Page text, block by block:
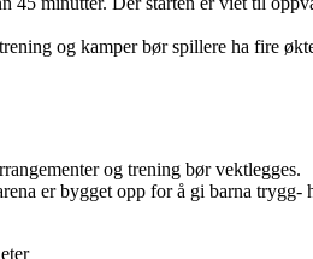
og kamper bør spillere ha fire
og trening bør vektlegges.
er bygget opp for å gi barna trygg-